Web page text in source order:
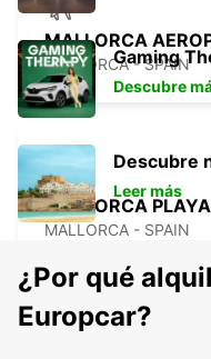
MALLORCA
MALLORCA - SPAIN
MALLORCA
MALLORCA - SPAIN
Gaming
Descubre
Descubre
Leer más
¿Por qué
Europcar?